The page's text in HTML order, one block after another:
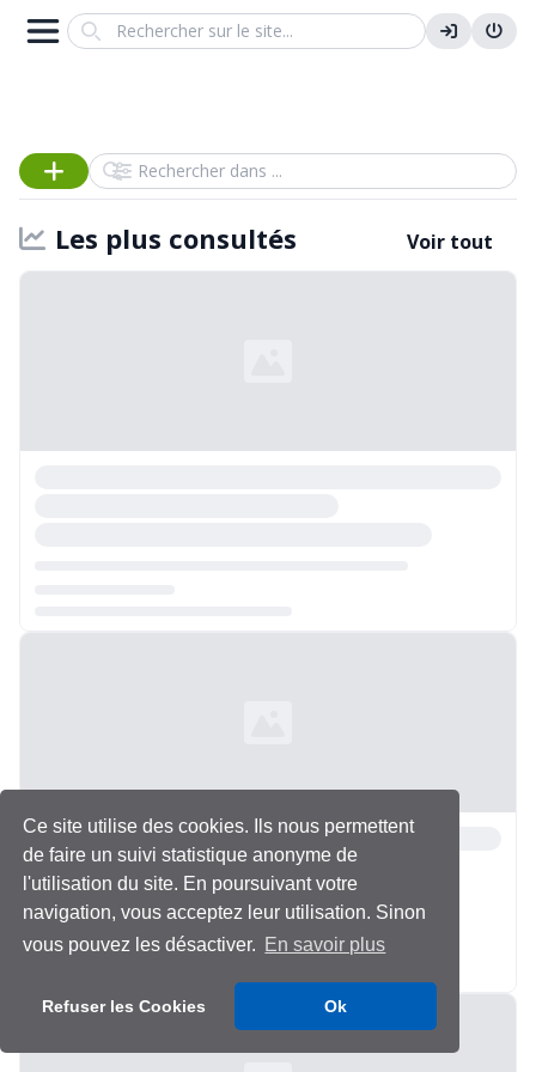
Ce site utilise des cookies. Ils nous permettent
de faire un suivi statistique anonyme de
l'utilisation du site. En poursuivant votre
navigation, vous acceptez leur utilisation. Sinon
vous pouvez les désactiver. En savoir plus
Refuser les Cookies Ok
Search
Rechercher dans
Les plus consultés Voir tout
Chargement...
Chargement...